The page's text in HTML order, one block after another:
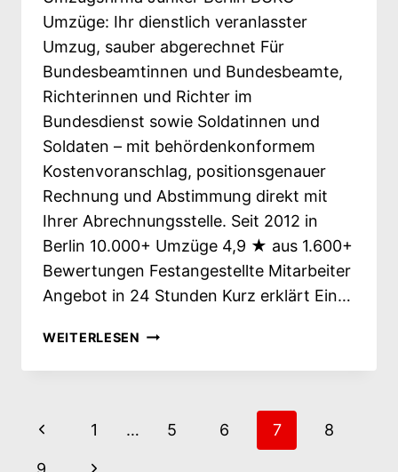
Umzüge: Ihr dienstlich veranlasster
Umzug, sauber abgerechnet Für
Bundesbeamtinnen und Bundesbeamte,
Richterinnen und Richter im
Bundesdienst sowie Soldatinnen und
Soldaten – mit behördenkonformem
Kostenvoranschlag, positionsgenauer
Rechnung und Abstimmung direkt mit
Ihrer Abrechnungsstelle. Seit 2012 in
Berlin 10.000+ Umzüge 4,9 ★ aus 1.600+
Bewertungen Festangestellte Mitarbeiter
Angebot in 24 Stunden Kurz erklärt Ein…
WEITERLESEN BUKG-
IHR
UMZUG,
Seitennavigation
Vorherige
Seite
1 … 5 6 7 8
Nächste